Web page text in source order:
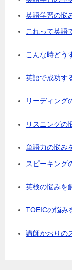
英語学習の悩
これって英語
こんな時どう
英語で成功す
リーディング
リスニングの
単語力の悩み
スピーキング
英検の悩みを
TOEICの悩み
講師かおりの